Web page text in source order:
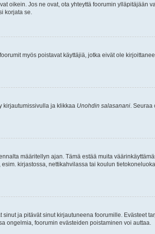
oikein. Jos ne ovat, ota yhteyttä foorumin ylläpitäjään
korjata se.
myös poistavat käyttäjiä, jotka eivät ole
kirjautumissivulla ja klikkaa Unohdin salasanani .
määritellyn ajan. Tämä estää muita
kirjastossa, nettikahvilassa tai koulun
ja pitävät sinut kirjautuneena foorumille. Evästeet
ongelmia, foorumin evästeiden poistaminen voi auttaa.